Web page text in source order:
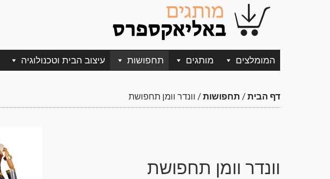
המומלצים מותגים תחפושות עיצוב הבית וטכנולוגיה
דף הבית/ תחפושות/ וונדר וומן תחפושת
וונדר וומן תחפושת